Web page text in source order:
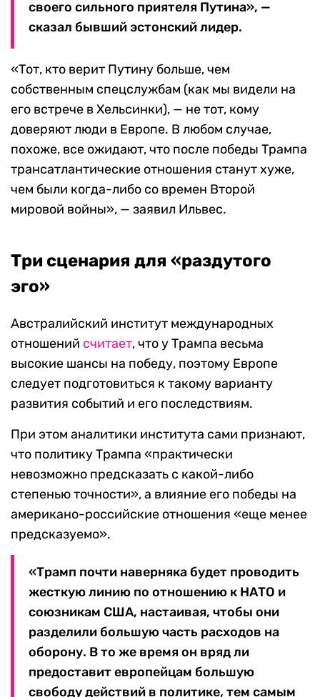
своего сильного приятеля Путина», —
сказал бывший эстонский лидер.
«Тот, кто верит Путину больше, чем
собственным спецслужбам (как мы видели на
его встрече в Хельсинки), — не тот, кому
доверяют люди в Европе. В любом случае,
похоже, все ожидают, что после победы Трампа
трансатлантические отношения станут хуже,
чем были когда-либо со времен Второй
мировой войны», — заявил Ильвес.
Три сценария для «раздутого
эго»
Австралийский институт международных
отношений считает, что у Трампа весьма
высокие шансы на победу, поэтому Европе
следует подготовиться к такому варианту
развития событий и его последствиям.
При этом аналитики института сами признают,
что политику Трампа «практически
невозможно предсказать с какой-либо
степенью точности», а влияние его победы на
американо-российские отношения «еще менее
предсказуемо».
«Трамп почти наверняка будет проводить
жесткую линию по отношению к НАТО и
союзникам США, настаивая, чтобы они
разделили большую часть расходов на
оборону. В то же время он вряд ли
предоставит европейцам большую
свободу действий в политике, тем самым